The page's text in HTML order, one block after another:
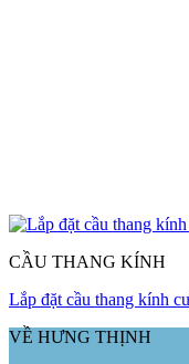
CẦU THANG KÍNH
Lắp đặt cầu thang kính
VỀ HƯNG THỊNH